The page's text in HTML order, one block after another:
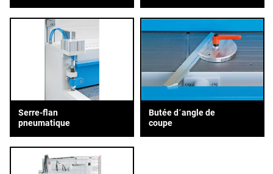
Serre-flan
pneumatique
Butée d´angle de
coupe